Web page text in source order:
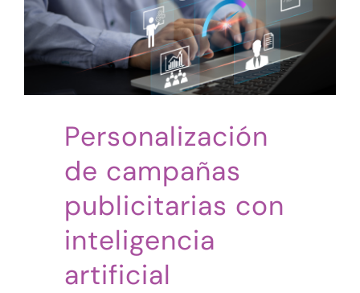
Personalización
de campañas
publicitarias con
inteligencia
artificial